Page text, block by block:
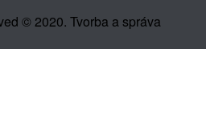
© 2020. Tvorba a správa